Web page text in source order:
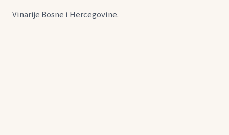
Vinarije Bosne i Hercegovine.